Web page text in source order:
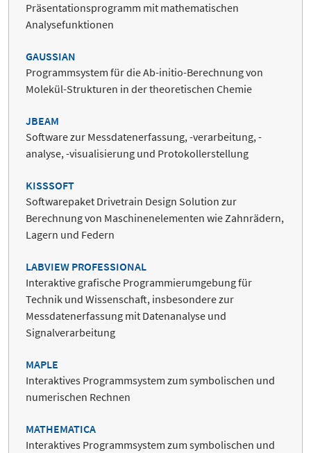
Präsentationsprogramm mit mathematischen
Analysefunktionen
GAUSSIAN
Programmsystem für die Ab-initio-Berechnung von
Molekül-Strukturen in der theoretischen Chemie
JBEAM
Software zur Messdatenerfassung, -verarbeitung, -
analyse, -visualisierung und Protokollerstellung
KISSSOFT
Softwarepaket Drivetrain Design Solution zur
Berechnung von Maschinenelementen wie Zahnrädern,
Lagern und Federn
LABVIEW PROFESSIONAL
Interaktive grafische Programmierumgebung für
Technik und Wissenschaft, insbesondere zur
Messdatenerfassung mit Datenanalyse und
Signalverarbeitung
MAPLE
Interaktives Programmsystem zum symbolischen und
numerischen Rechnen
MATHEMATICA
Interaktives Programmsystem zum symbolischen und